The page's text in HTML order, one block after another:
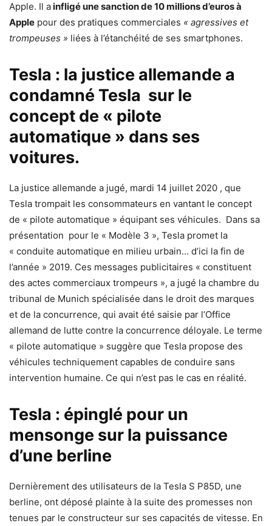
Apple. Il ainfligé une sanction de 10 millions d’euros à
Apple pour des pratiques commerciales « agressives et
trompeuses » liées à l’étanchéité de ses smartphones.
Tesla : la justice allemande a
condamné Tesla sur le
concept de « pilote
automatique » dans ses
voitures.
La justice allemande a jugé, mardi 14 juillet 2020 , que
Tesla trompait les consommateurs en vantant le concept
de « pilote automatique » équipant ses véhicules. Dans sa
présentation pour le « Modèle 3 », Tesla promet la
« conduite automatique en milieu urbain… d’ici la fin de
l’année » 2019. Ces messages publicitaires « constituent
des actes commerciaux trompeurs », a jugé la chambre du
tribunal de Munich spécialisée dans le droit des marques
et de la concurrence, qui avait été saisie par l’Office
allemand de lutte contre la concurrence déloyale. Le terme
« pilote automatique » suggère que Tesla propose des
véhicules techniquement capables de conduire sans
intervention humaine. Ce qui n’est pas le cas en réalité.
Tesla : épinglé pour un
mensonge sur la puissance
d’une berline
Dernièrement des utilisateurs de la Tesla S P85D, une
berline, ont déposé plainte à la suite des promesses non
tenues par le constructeur sur ses capacités de vitesse. En